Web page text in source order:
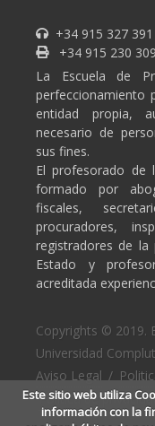
+34 915 327 391
+34 915 230 309
La Escuela de
perfeccionamiento
entidad propia,
necesario de
sus fines.
El profesorado de
formado por
fiscales,
procuradores,
registradores de la
Estado y
acreditada
Copyrights © 2019.
Universidad
Aviso Legal /
Politica de
Este sitio web utiliza
información con la